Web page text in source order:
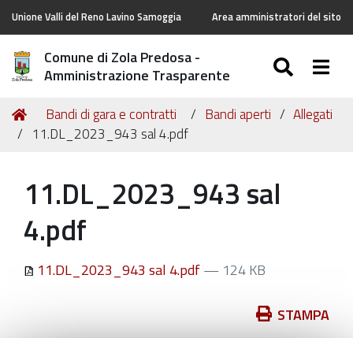
Unione Valli del Reno Lavino Samoggia Area amministratori del sito
Comune di Zola Predosa -
Amministrazione Trasparente
Tu
sei
Home
Bandi di gara e contratti Bandi aperti
Allegati
11.DL_2023_943 sal 4.pdf
11.DL_2023_943 sal
4.pdf
11.DL_2023_943 sal 4.pdf— 124 KB
STAMPA